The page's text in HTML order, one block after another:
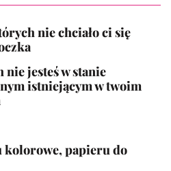
nie chciało ci się
jesteś w stanie
istniejącym w twoim
papieru do